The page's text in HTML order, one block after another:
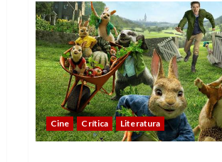
Harley
Quinn:
Venganza
ilimitada
Cine Crítica Literatura